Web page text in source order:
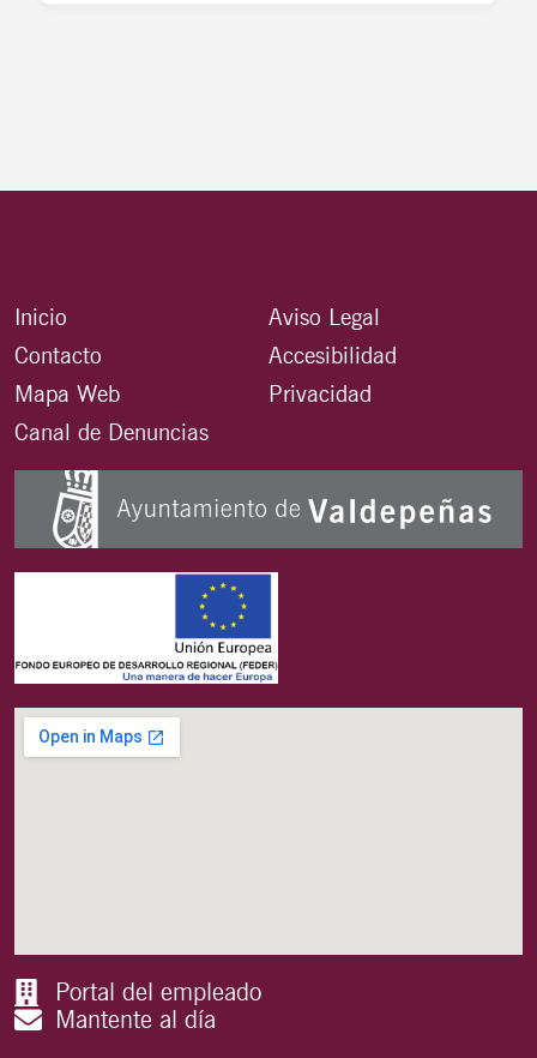
Inicio
Contacto
Mapa Web
Canal de Denuncias
Aviso Legal
Accesibilidad
Privacidad
Portal del empleado
Mantente al día